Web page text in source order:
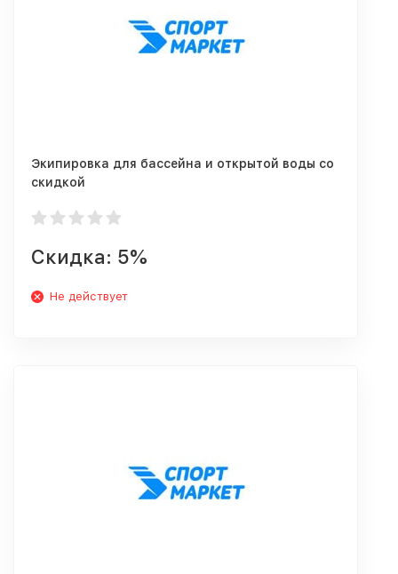
Экипировка для бассейна и открытой воды со
скидкой
Скидка: 5%
Не действует